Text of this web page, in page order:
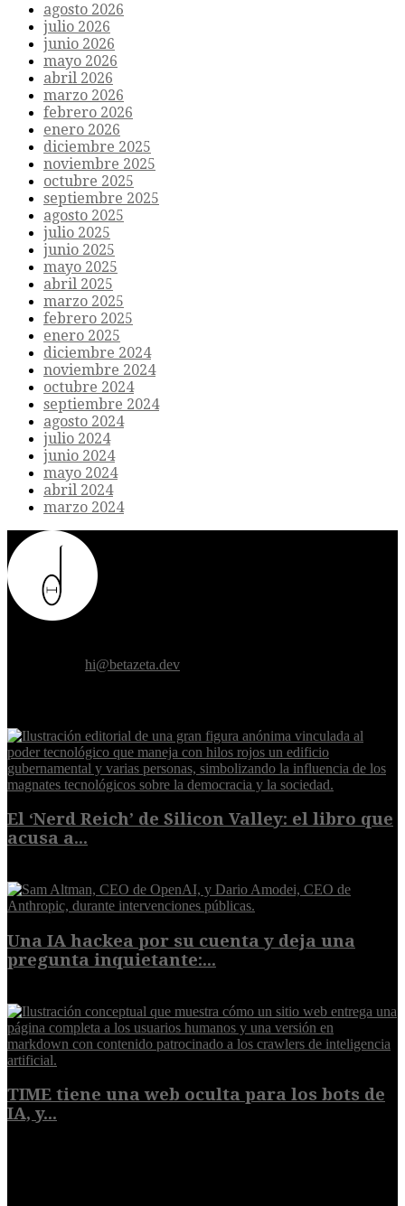
agosto 2026
julio 2026
junio 2026
mayo 2026
abril 2026
marzo 2026
febrero 2026
enero 2026
diciembre 2025
noviembre 2025
octubre 2025
septiembre 2025
agosto 2025
julio 2025
junio 2025
mayo 2025
abril 2025
marzo 2025
febrero 2025
enero 2025
diciembre 2024
noviembre 2024
octubre 2024
septiembre 2024
agosto 2024
julio 2024
junio 2024
mayo 2024
abril 2024
marzo 2024
hi@betazeta.dev
El ‘Nerd Reich’ de Silicon Valley: el libro que
acusa a...
Una IA hackea por su cuenta y deja una
pregunta inquietante:...
TIME tiene una web oculta para los bots de
IA, y...